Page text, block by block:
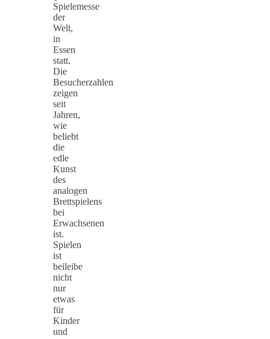
Spielemesse
der
Welt,
in
Essen
statt.
Die
Besucherzahlen
zeigen
seit
Jahren,
wie
beliebt
die
edle
Kunst
des
analogen
Brettspielens
bei
Erwachsenen
ist.
Spielen
ist
beileibe
nicht
nur
etwas
für
Kinder
und